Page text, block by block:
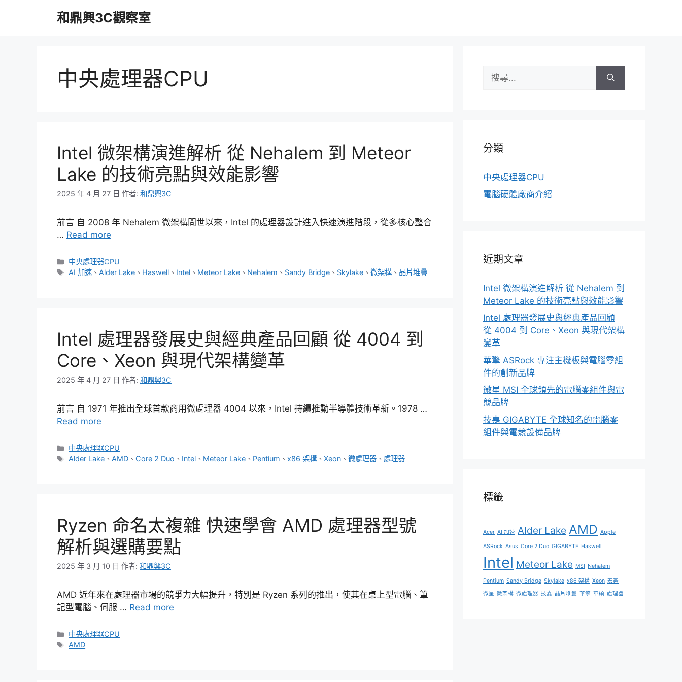
和鼎興3C觀察室
中央處理器CPU
Intel 微架構演進解析 從 Nehalem 到 Meteor
Lake 的技術亮點與效能影響
2025 年 4 月 27 日 作者: 和鼎興3C
前言 自 2008 年 Nehalem 微架構問世以來，Intel 的處理器設計進入快速演進階段，從多核心整合
… Read more
分
類
中央處理器CPU
標
AI 加速 、 Alder Lake 、 Haswell 、 Intel 、 Meteor Lake 、 Nehalem 、 Sandy Bridge 、 Skylake 、微架構 、 晶片堆疊
Intel 處理器發展史與經典產品回顧 從 4004 到
Core、Xeon 與現代架構變革
2025 年 4 月 27 日 作者: 和鼎興3C
前言 自 1971 年推出全球首款商用微處理器 4004 以來，Intel 持續推動半導體技術革新。1978 …
Read more
分
類
中央處理器CPU
標
Alder Lake 、 AMD 、 Core 2 Duo 、 Intel 、 Meteor Lake 、 Pentium 、x86 架構 、Xeon 、微處理器 、 處理器
Ryzen 命名太複雜 快速學會 AMD 處理器型號
解析與選購要點
2025 年 3 月 10 日 作者: 和鼎興3C
AMD 近年來在處理器市場的競爭力大幅提升，特別是 Ryzen 系列的推出，使其在桌上型電腦、筆
記型電腦、伺服 … Read more
分
類
中央處理器CPU
標
AMD
尋:
分類
中央處理器CPU
電腦硬體廠商介紹
近期文章
Intel 微架構演進解析 從 Nehalem 到
Meteor Lake 的技術亮點與效能影響
Intel 處理器發展史與經典產品回顧
從 4004 到 Core、Xeon 與現代架構
變革
華擎 ASRock 專注主機板與電腦零組
件的創新品牌
微星 MSI 全球領先的電腦零組件與電
競品牌
技嘉 GIGABYTE 全球知名的電腦零
組件與電競設備品牌
標籤
Acer AI 加速 Alder Lake AMD Apple
ASRock Asus Core 2 Duo GIGABYTE Haswell
Intel Meteor Lake MSI Nehalem
Pentium Sandy Bridge Skylake x86 架構 Xeon 宏碁
微星 微架構 微處理器 技嘉 晶片堆疊 華擎 華碩 處理器